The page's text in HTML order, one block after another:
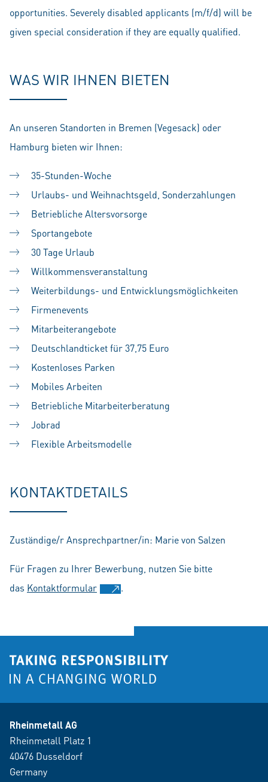
opportunities. Severely disabled applicants (m/f/d) will be
given special consideration if they are equally qualified.
WAS WIR IHNEN BIETEN
An unseren Standorten in Bremen (Vegesack) oder
Hamburg bieten wir Ihnen:
35-Stunden-Woche
Urlaubs- und Weihnachtsgeld, Sonderzahlungen
Betriebliche Altersvorsorge
Sportangebote
30 Tage Urlaub
Willkommensveranstaltung
Weiterbildungs- und Entwicklungsmöglichkeiten
Firmenevents
Mitarbeiterangebote
Deutschlandticket für 37,75 Euro
Kostenloses Parken
Mobiles Arbeiten
Betriebliche Mitarbeiterberatung
Jobrad
Flexible Arbeitsmodelle
KONTAKTDETAILS
Zuständige/r Ansprechpartner/in: Marie von Salzen
Für Fragen zu Ihrer Bewerbung, nutzen Sie bitte
das Kontaktformular .
Rheinmetall AG
Rheinmetall Platz 1
40476 Dusseldorf
Germany